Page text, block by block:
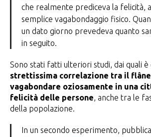
che realmente prediceva la felicità,
semplice vagabondaggio fisico.
un dato giorno prevedeva quanto
in seguito.
Sono stati fatti ulteriori studi, dai quali è
strettissima correlazione tra il
vagabondare oziosamente in una
felicità delle persone, anche tra le
della popolazione.
In un secondo esperimento,